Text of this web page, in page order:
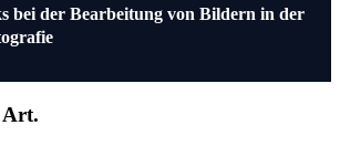
bei der Bearbeitung von Bildern in der
Art.